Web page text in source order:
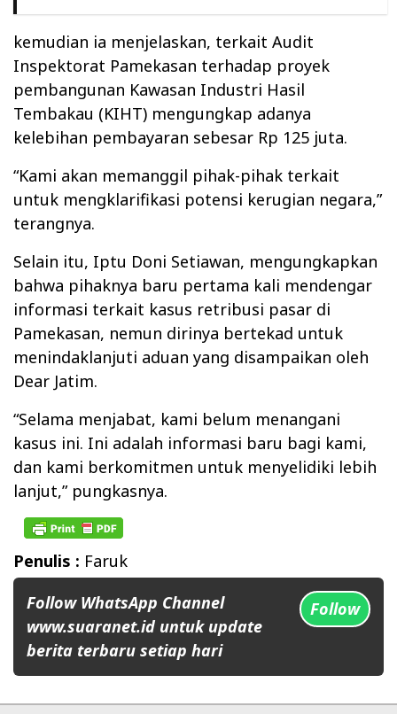
kemudian ia menjelaskan, terkait Audit
Inspektorat Pamekasan terhadap proyek
pembangunan Kawasan Industri Hasil
Tembakau (KIHT) mengungkap adanya
kelebihan pembayaran sebesar Rp 125 juta.
“Kami akan memanggil pihak-pihak terkait
untuk mengklarifikasi potensi kerugian negara,”
terangnya.
Selain itu, Iptu Doni Setiawan, mengungkapkan
bahwa pihaknya baru pertama kali mendengar
informasi terkait kasus retribusi pasar di
Pamekasan, nemun dirinya bertekad untuk
menindaklanjuti aduan yang disampaikan oleh
Dear Jatim.
“Selama menjabat, kami belum menangani
kasus ini. Ini adalah informasi baru bagi kami,
dan kami berkomitmen untuk menyelidiki lebih
lanjut,” pungkasnya.
Penulis : Faruk
Follow WhatsApp Channel
www.suaranet.id untuk update
berita terbaru setiap hari
Follow